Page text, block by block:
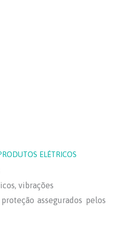
ELÉTRICOS
vibrações
assegurados pelos